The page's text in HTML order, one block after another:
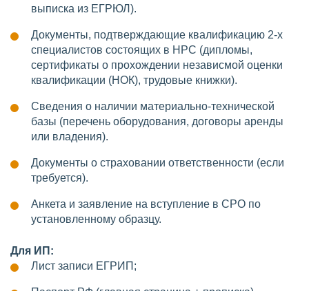
выписка из ЕГРЮЛ).
Документы, подтверждающие квалификацию 2-х
специалистов состоящих в НРС (дипломы,
сертификаты о прохождении независмой оценки
квалификации (НОК), трудовые книжки).
Сведения о наличии материально-технической
базы (перечень оборудования, договоры аренды
или владения).
Документы о страховании ответственности (если
требуется).
Анкета и заявление на вступление в СРО по
установленному образцу.
Для ИП:
Лист записи ЕГРИП;